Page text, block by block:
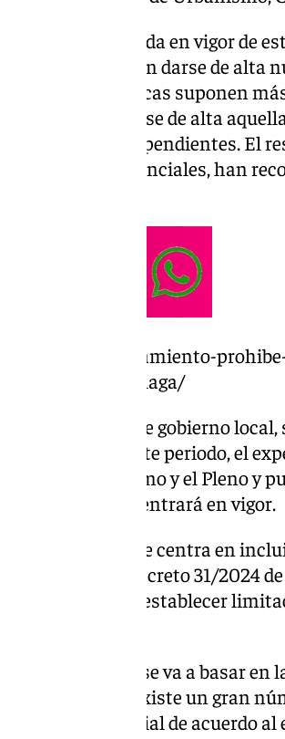
partir de la entrada en vigor de
los que no podrán darse de alta
los que las turísticas suponen
solo podrán darse de alta
y servicios independientes. El
barrios residenciales, han
el-ayuntamiento-
barrios-de-malaga/
de la junta de gobierno
Pasado este periodo, el
de Urbanismo y el Pleno y
tras lo cual, entrará en vigor.
del PGOU se centra en
en el decreto 31/2024
a establecer
del PGOU se va a basar
donde ya existe un gran
parque residencial de acuerdo